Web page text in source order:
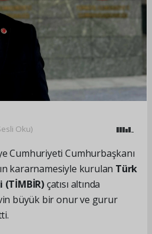
Oku)
Cumhuriyeti Cumhurbaşkanı
kararnamesiyle kurulan Türk
çatısı altında
büyük bir onur ve gurur